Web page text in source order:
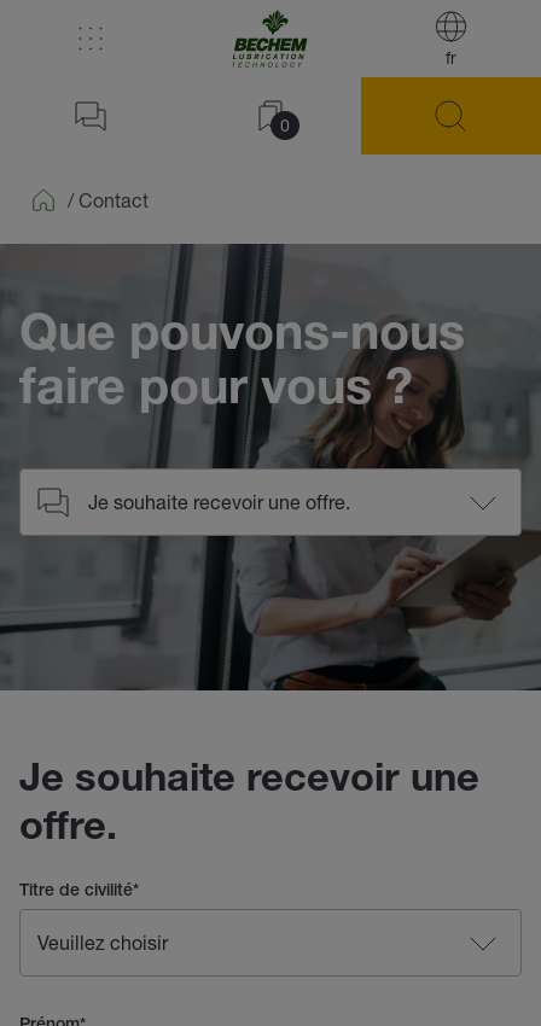
fr
0
/ Contact
Que pouvons-nous
faire pour vous ?
Je souhaite recevoir une
offre.
Titre de civilité*